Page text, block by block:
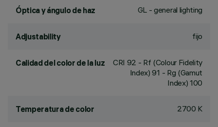
Óptica y ángulo de haz GL - general lighting
Adjustability fijo
Calidad del color de la luz CRI 92 - Rf (Colour Fidelity
Index) 91 - Rg (Gamut
Index) 100
Temperatura de color 2700 K